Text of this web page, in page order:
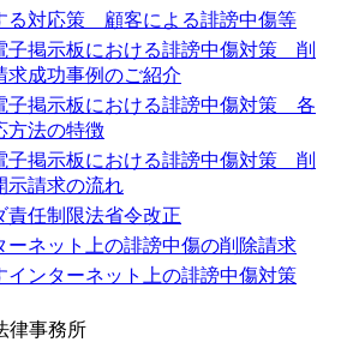
る対応策 顧客による誹謗中傷等
子掲示板における誹謗中傷対策 削
求成功事例のご紹介
子掲示板における誹謗中傷対策 各
方法の特徴
子掲示板における誹謗中傷対策 削
示請求の流れ
責任制限法省令改正
ーネット上の誹謗中傷の削除請求
インターネット上の誹謗中傷対策